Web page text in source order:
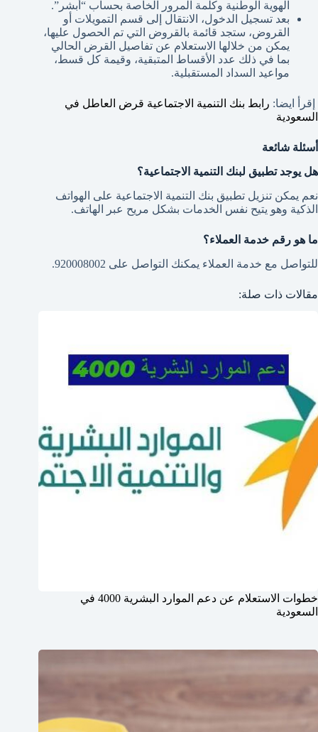
الهوية الوطنية وكلمة المرور الخاصة بحساب “أبشر”.
بعد تسجيل الدخول، الانتقال إلى قسم التمويلات أو
القروض، ستجد قائمة بالقروض التي تم الحصول عليها،
يمكن من خلالها الاستعلام عن تفاصيل القرض الحالي
بما في ذلك عدد الأقساط المتبقية، وقيمة كل قسط،
مواعيد السداد المستقبلية.
إقرأ ايضا: رابط بنك التنمية الاجتماعية قرض العاطل في
السعودية
أسئلة شائعة
هل يوجد تطبيق لبنك التنمية الاجتماعية؟
نعم يمكن تنزيل تطبيق بنك التنمية الاجتماعية على الهواتف
الذكية وهو يتيح نفس الخدمات بشكل مريح عبر الهاتف.
ما هو رقم خدمة العملاء؟
للتواصل مع خدمة العملاء يمكنك التواصل على 920008002.
مقالات ذات صلة:
خطوات الاستعلام عن دعم الموارد البشرية 4000 في
السعودية